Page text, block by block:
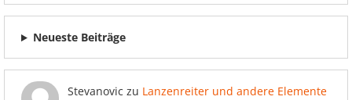
Neueste Beiträge
Stevanovic zu Lanzenreiter und andere Elemente